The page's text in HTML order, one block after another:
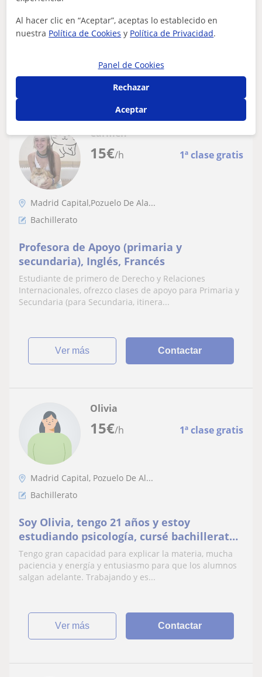
Soy estudiante de tercero de Magisterio Infantil en
Inglés, graduado en Administración de Sistemas
Informáticos en Red, con experiencia dan...
ver más Contactar
15€/h 1ª clase gratis
Carmen
Madrid Capital,Pozuelo De Ala...
Bachillerato
Profesora de Apoyo (primaria y
secundaria), Inglés, Francés
Estudiante de primero de Derecho y Relaciones
Internacionales, ofrezco clases de apoyo para Primaria y
Secundaria (para Secundaria, itinera...
ver más Contactar
15€/h 1ª clase gratis
Olivia
Madrid Capital, Pozuelo De Al...
Bachillerato
Soy Olivia, tengo 21 años y estoy
estudiando psicología, cursé bachillerato
de ciencias biosanitarias
Tengo gran capacidad para explicar la materia, mucha
paciencia y energía y entusiasmo para que los alumnos
salgan adelante. Trabajando y es...
ver más Contactar
Al hacer clic en “Aceptar”, aceptas lo establecido en
nuestra Política de Cookies y Política de Privacidad.
Panel de Cookies
Rechazar
Aceptar